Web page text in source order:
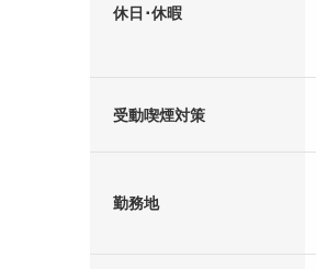
休日･休暇
受動喫煙対策
勤務地